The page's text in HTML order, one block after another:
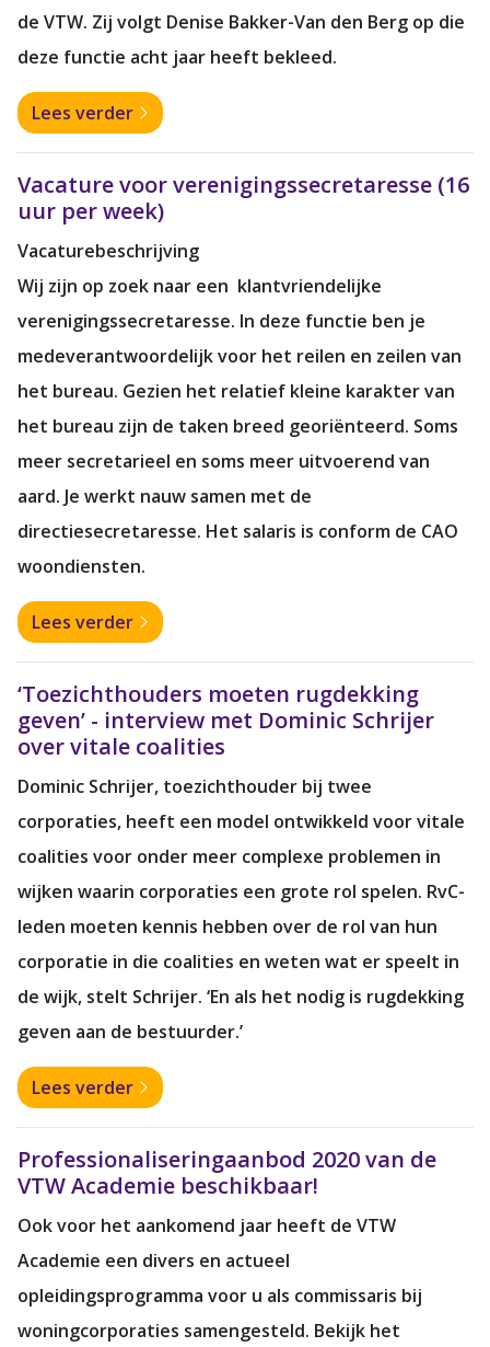
de VTW. Zij volgt Denise Bakker-Van den Berg op die
deze functie acht jaar heeft bekleed.
Lees verder
Vacature voor verenigingssecretaresse (16
uur per week)
Vacaturebeschrijving
Wij zijn op zoek naar een klantvriendelijke
verenigingssecretaresse. In deze functie ben je
medeverantwoordelijk voor het reilen en zeilen van
het bureau. Gezien het relatief kleine karakter van
het bureau zijn de taken breed georiënteerd. Soms
meer secretarieel en soms meer uitvoerend van
aard. Je werkt nauw samen met de
directiesecretaresse. Het salaris is conform de CAO
woondiensten.
Lees verder
‘Toezichthouders moeten rugdekking
geven’ - interview met Dominic Schrijer
over vitale coalities
Dominic Schrijer, toezichthouder bij twee
corporaties, heeft een model ontwikkeld voor vitale
coalities voor onder meer complexe problemen in
wijken waarin corporaties een grote rol spelen. RvC-
leden moeten kennis hebben over de rol van hun
corporatie in die coalities en weten wat er speelt in
de wijk, stelt Schrijer. ‘En als het nodig is rugdekking
geven aan de bestuurder.’
Lees verder
Professionaliseringaanbod 2020 van de
VTW Academie beschikbaar!
Ook voor het aankomend jaar heeft de VTW
Academie een divers en actueel
opleidingsprogramma voor u als commissaris bij
woningcorporaties samengesteld. Bekijk het